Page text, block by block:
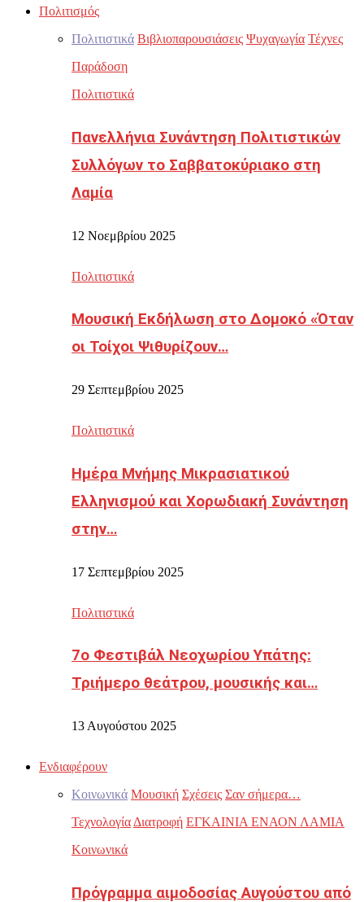
Πολιτισμός
Πολιτιστικά Βιβλιοπαρουσιάσεις Ψυχαγωγία Τέχνες
Παράδοση
Πολιτιστικά
Πανελλήνια Συνάντηση Πολιτιστικών
Συλλόγων το Σαββατοκύριακο στη
Λαμία
12 Νοεμβρίου 2025
Πολιτιστικά
Μουσική Εκδήλωση στο Δομοκό «Όταν
οι Τοίχοι Ψιθυρίζουν…
29 Σεπτεμβρίου 2025
Πολιτιστικά
Ημέρα Μνήμης Μικρασιατικού
Ελληνισμού και Χορωδιακή Συνάντηση
στην…
17 Σεπτεμβρίου 2025
Πολιτιστικά
7ο Φεστιβάλ Νεοχωρίου Υπάτης:
Τριήμερο θεάτρου, μουσικής και…
13 Αυγούστου 2025
Ενδιαφέρουν
Κοινωνικά Μουσική Σχέσεις Σαν σήμερα…
Τεχνολογία Διατροφή ΕΓΚΑΙΝΙΑ ΕΝΑΟΝ ΛΑΜΙΑ
Κοινωνικά
Πρόγραμμα αιμοδοσίας Αυγούστου από